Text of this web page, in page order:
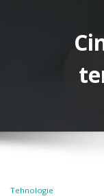
Tehnologie